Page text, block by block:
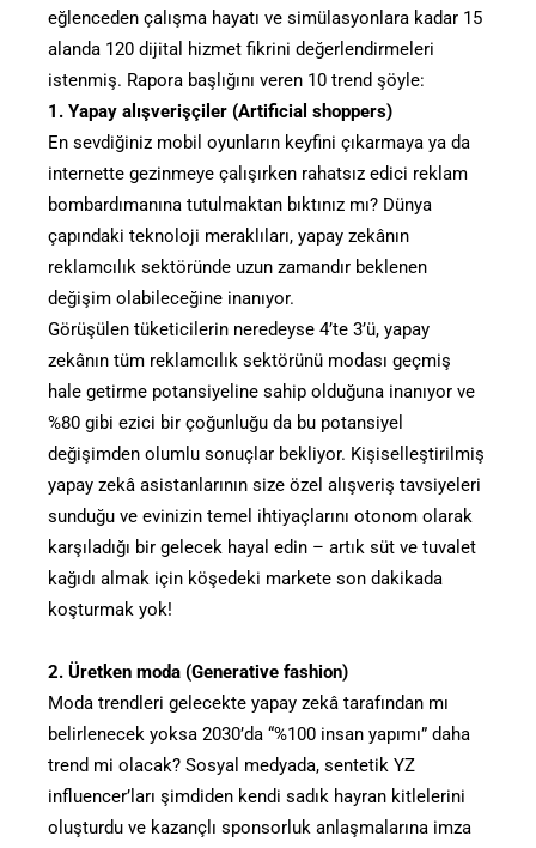
eğlenceden çalışma hayatı ve simülasyonlara kadar 15
alanda 120 dijital hizmet fikrini değerlendirmeleri
istenmiş. Rapora başlığını veren 10 trend şöyle:
1. Yapay alışverişçiler (Artificial shoppers)
En sevdiğiniz mobil oyunların keyfini çıkarmaya ya da
internette gezinmeye çalışırken rahatsız edici reklam
bombardımanına tutulmaktan bıktınız mı? Dünya
çapındaki teknoloji meraklıları, yapay zekânın
reklamcılık sektöründe uzun zamandır beklenen
değişim olabileceğine inanıyor.
Görüşülen tüketicilerin neredeyse 4’te 3’ü, yapay
zekânın tüm reklamcılık sektörünü modası geçmiş
hale getirme potansiyeline sahip olduğuna inanıyor ve
%80 gibi ezici bir çoğunluğu da bu potansiyel
değişimden olumlu sonuçlar bekliyor. Kişiselleştirilmiş
yapay zekâ asistanlarının size özel alışveriş tavsiyeleri
sunduğu ve evinizin temel ihtiyaçlarını otonom olarak
karşıladığı bir gelecek hayal edin – artık süt ve tuvalet
kağıdı almak için köşedeki markete son dakikada
koşturmak yok!
2. Üretken moda (Generative fashion)
Moda trendleri gelecekte yapay zekâ tarafından mı
belirlenecek yoksa 2030’da “%100 insan yapımı” daha
trend mi olacak? Sosyal medyada, sentetik YZ
influencer’ları şimdiden kendi sadık hayran kitlelerini
oluşturdu ve kazançlı sponsorluk anlaşmalarına imza